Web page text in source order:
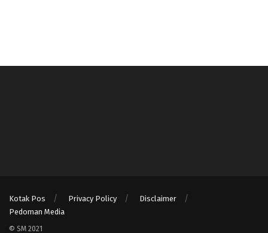
Kotak Pos Privacy Policy
Disclaimer
Pedoman Media
© SM 2021